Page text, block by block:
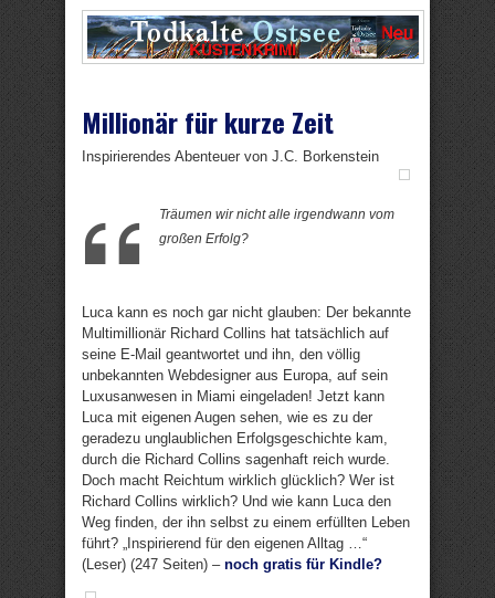
Millionär für kurze Zeit
Inspirierendes Abenteuer von J.C. Borkenstein
Träumen wir nicht alle irgendwann vom
großen Erfolg?
Luca kann es noch gar nicht glauben: Der bekannte
Multimillionär Richard Collins hat tatsächlich auf
seine E-Mail geantwortet und ihn, den völlig
unbekannten Webdesigner aus Europa, auf sein
Luxusanwesen in Miami eingeladen! Jetzt kann
Luca mit eigenen Augen sehen, wie es zu der
geradezu unglaublichen Erfolgsgeschichte kam,
durch die Richard Collins sagenhaft reich wurde.
Doch macht Reichtum wirklich glücklich? Wer ist
Richard Collins wirklich? Und wie kann Luca den
Weg finden, der ihn selbst zu einem erfüllten Leben
führt? „Inspirierend für den eigenen Alltag …“
(Leser) (247 Seiten) – noch gratis für Kindle?